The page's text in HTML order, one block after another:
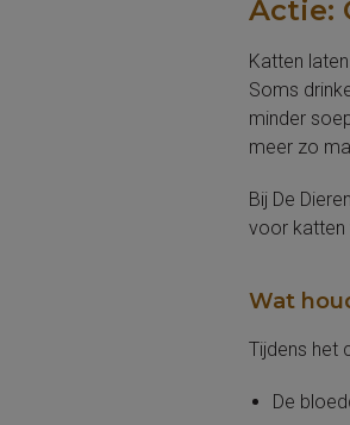
Actie:
Katten
Soms
minder
meer zo
Bij De
voor katten
Wat
Tijdens het
De